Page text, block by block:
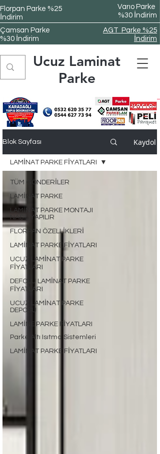
Florpan Parke %25
İndirim
Varıo Parke
%30 İndirim
Çamsan Parke
%30 İndirim
AGT Parke %25
İndirim
Ucuz Laminat
Parke
Blok Sayfası Kaydol
TÜM GÖNDERİLER
LAMİNAT PARKE
LAMİNAT PARKE MONTAJI
NASIL YAPILIR
FLORPAN ÖZELLİKLERİ
LAMİNAT PARKE FİYATLARI
UCUZ LAMİNAT PARKE
FİYATLARI
DEFOLU LAMİNAT PARKE
FİYATLARI
UCUZ LAMİNAT PARKE
DEPOSU
LAMİNE PARKE FİYATLARI
Parke Altı Isıtma Sistemleri
LAMİNAT PARKE FİYATLARI
LAMİNAT PARKE FİYATLARI